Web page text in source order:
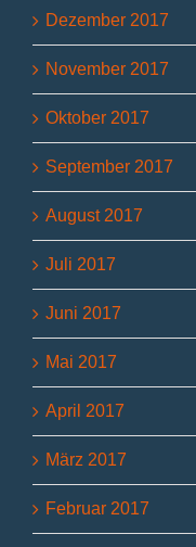
Dezember 2017
November 2017
Oktober 2017
September 2017
August 2017
Juli 2017
Juni 2017
Mai 2017
April 2017
März 2017
Februar 2017